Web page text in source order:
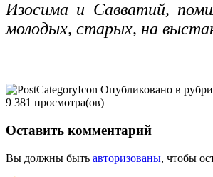
Изосима и Савватий,
молодых, старых, на
Опубликовано в
9 381 просмотра(ов)
Оставить комментарий
Вы должны быть авторизованы, чтобы